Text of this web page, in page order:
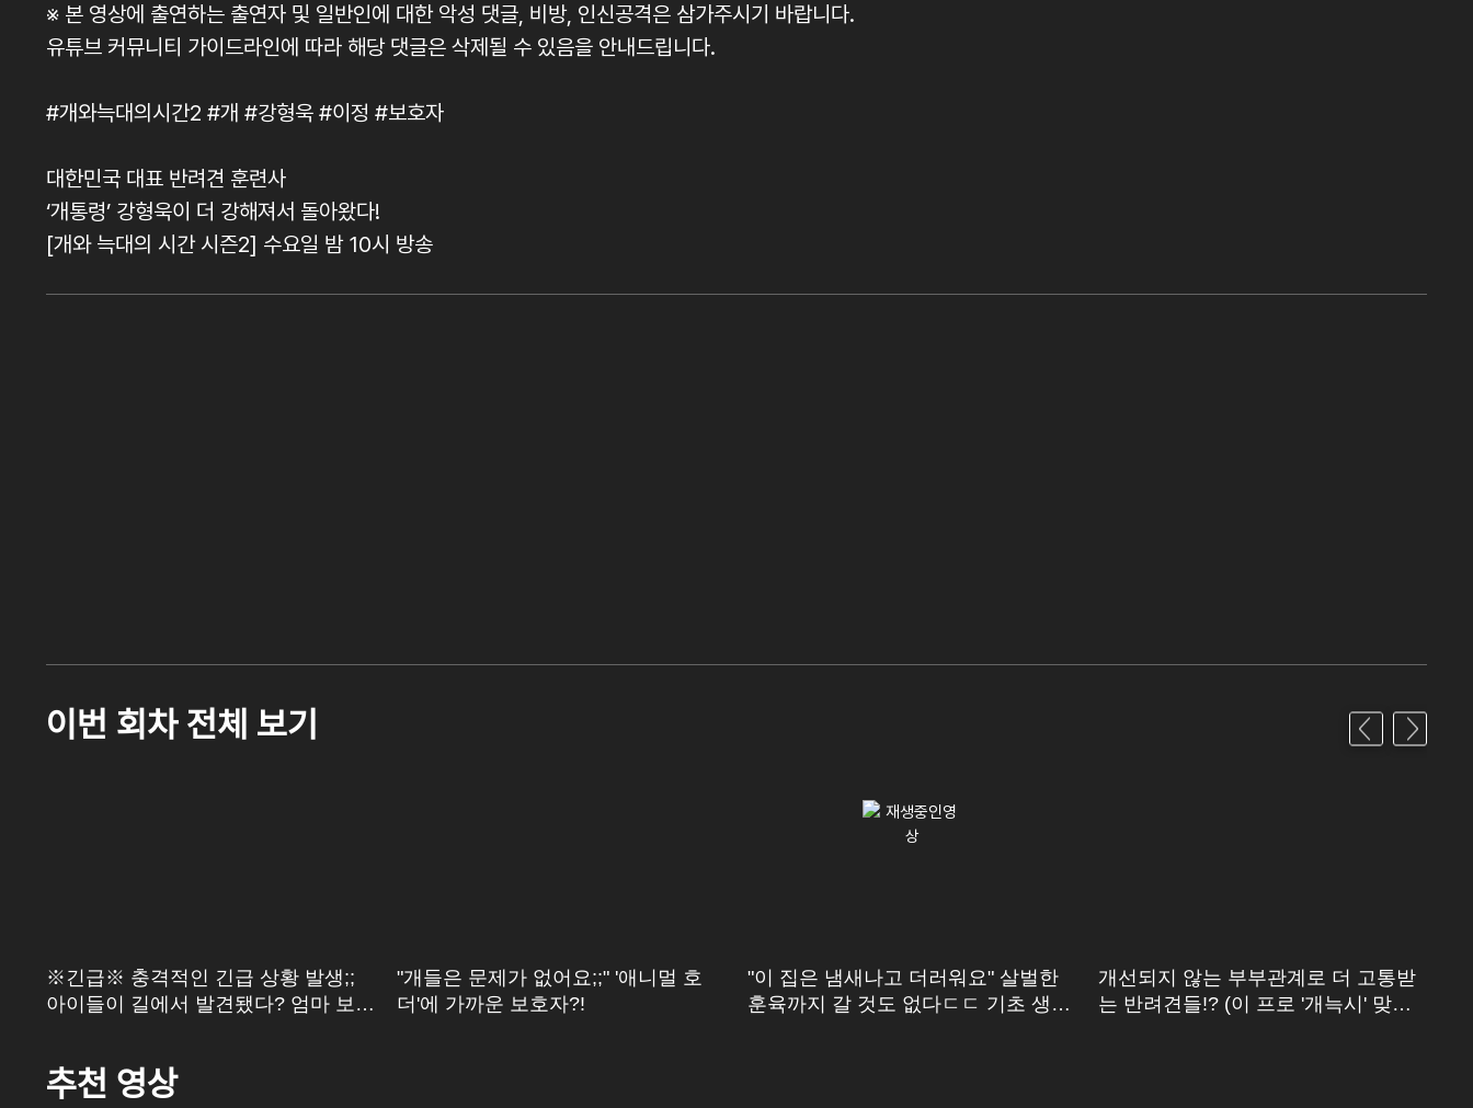
※ 본 영상에 출연하는 출연자 및 일반인에 대한 악성 댓글, 비방, 인신공격은 삼가주시기 바랍니다.
유튜브 커뮤니티 가이드라인에 따라 해당 댓글은 삭제될 수 있음을 안내드립니다.
#개와늑대의시간2 #개 #강형욱 #이정 #보호자
대한민국 대표 반려견 훈련사
‘개통령’ 강형욱이 더 강해져서 돌아왔다!
[개와 늑대의 시간 시즌2] 수요일 밤 10시 방송
이번 회차 전체 보기
※긴급※ 충격적인 긴급 상황 발생;;
아이들이 길에서 발견됐다? 엄마 보호
"개들은 문제가 없어요;;" '애니멀 호
더'에 가까운 보호자?!
"이 집은 냄새나고 더러워요" 살벌한
훈육까지 갈 것도 없다ㄷㄷ 기초 생활
개선되지 않는 부부관계로 더 고통받
는 반려견들!? (이 프로 '개늑시' 맞아
추천 영상